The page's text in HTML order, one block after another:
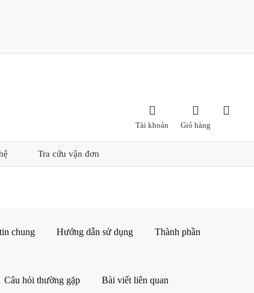

Tài khoản

Giỏ hàng

Tra cứu vận đơn
chung Hướng dẫn sử dụng Thành phần
Câu hỏi thường gặp Bài viết liên quan